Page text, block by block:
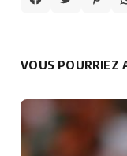
VOUS POURRIEZ